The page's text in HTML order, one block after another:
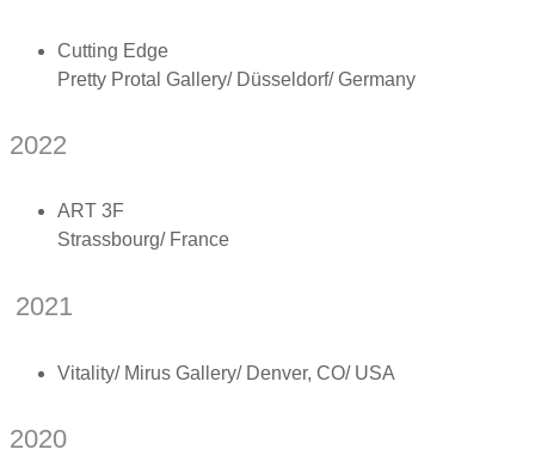
Cutting Edge
Pretty Protal Gallery/ Düsseldorf/ Germany
2022
ART 3F
Strassbourg/ France
2021
Vitality/ Mirus Gallery/ Denver, CO/ USA
2020